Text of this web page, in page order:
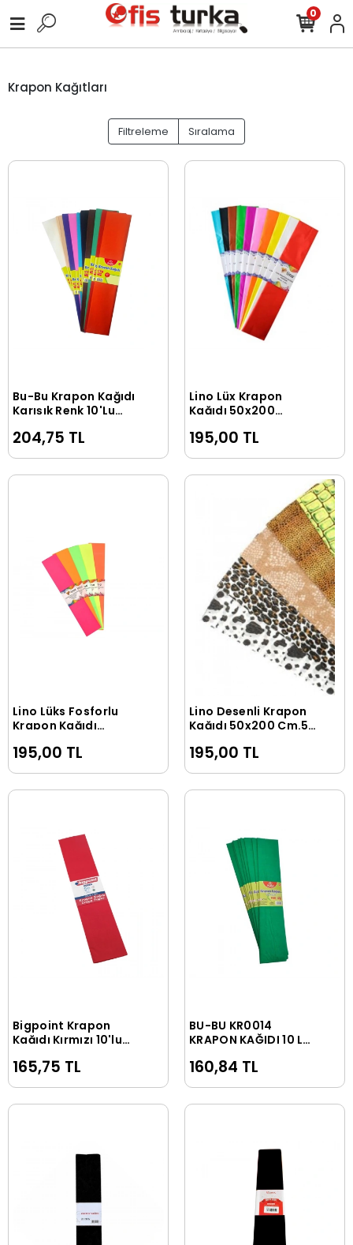
0
Krapon Kağıtları
Filtreleme Sıralama
Sepete Ekle
Bu-Bu Krapon Kağıdı
Karışık Renk 10'Lu
204,75 TL
Sepete Ekle
Lino Lüx Krapon
Kağıdı 50x200
(PA-014)
195,00 TL
Sepete Ekle
Lino Lüks Fosforlu
Krapon Kağıdı
5'Li (PA-024F)
195,00 TL
Sepete Ekle
Lino Desenli Krapon
Kağıdı 50x200 Cm.5
195,00 TL
Sepete Ekle
Bigpoint Krapon
Kağıdı Kırmızı 10'lu
165,75 TL
Sepete Ekle
BU-BU KR0014
KRAPON KAĞIDI 10 LU
160,84 TL